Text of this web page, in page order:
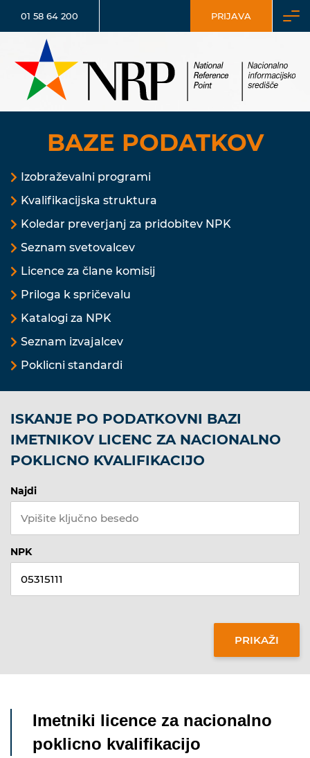
01 58 64 200 PRIJAVA
BAZE PODATKOV
Izobraževalni programi
Kvalifikacijska struktura
Koledar preverjanj za pridobitev NPK
Seznam svetovalcev
Licence za člane komisij
Priloga k spričevalu
Katalogi za NPK
Seznam izvajalcev
Poklicni standardi
ISKANJE PO PODATKOVNI BAZI
IMETNIKOV LICENC ZA NACIONALNO
POKLICNO KVALIFIKACIJO
Najdi
NPK
Imetniki licence za nacionalno
poklicno kvalifikacijo